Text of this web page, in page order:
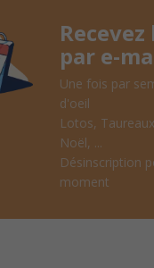
par e-
Une fois par
d'oeil
Lotos,
Noël, ...
Désinscription
moment